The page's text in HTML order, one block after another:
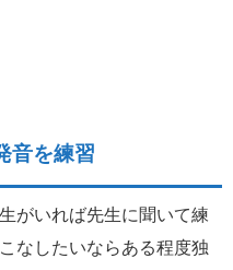
音を練習
がいれば先生に聞いて練
なしたいならある程度独